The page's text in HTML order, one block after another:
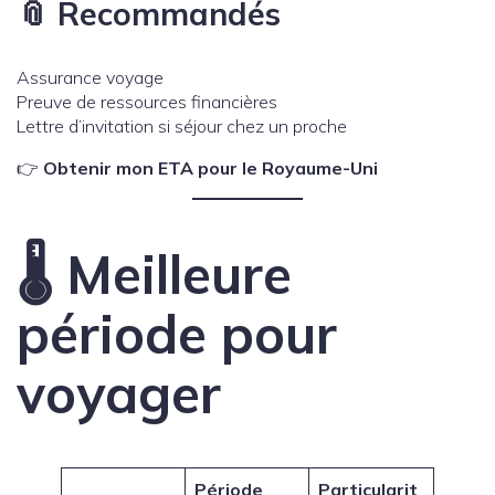
📎 Recommandés
Assurance voyage
Preuve de ressources financières
Lettre d’invitation si séjour chez un proche
👉 Obtenir mon ETA pour le Royaume-Uni
🌡️ Meilleure
période pour
voyager
Période Particularit